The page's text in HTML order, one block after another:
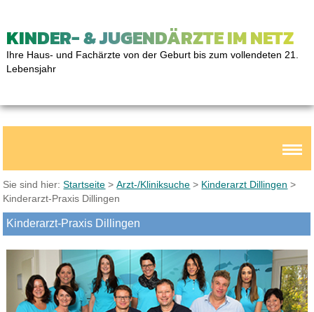
KINDER- & JUGENDÄRZTE IM NETZ
Ihre Haus- und Fachärzte von der Geburt bis zum vollendeten 21.
Lebensjahr
Sie sind hier:Startseite >Arzt-/Kliniksuche > Kinderarzt Dillingen >
Kinderarzt-Praxis Dillingen
Kinderarzt-Praxis Dillingen